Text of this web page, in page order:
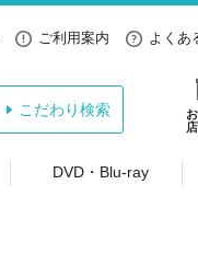
ご利用案内 よくあ
こだわり検索
DVD・Blu-ray